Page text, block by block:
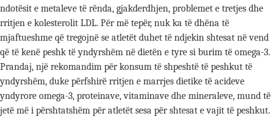
ndotësit e metaleve të rënda, gjakderdhjen, problemet e tretjes dhe
rritjen e kolesterolit LDL. Për më tepër, nuk ka të dhëna të
mjaftueshme që tregojnë se atletët duhet të ndjekin shtesat në vend
që të kenë peshk të yndyrshëm në dietën e tyre si burim të omega-3.
Prandaj, një rekomandim për konsum të shpeshtë të peshkut të
yndyrshëm, duke përfshirë rritjen e marrjes dietike të acideve
yndyrore omega-3, proteinave, vitaminave dhe mineraleve, mund të
jetë më i përshtatshëm për atletët sesa për shtesat e vajit të peshkut.